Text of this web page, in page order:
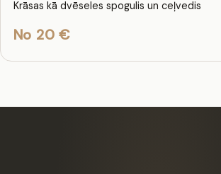
Krāsas kā dvēseles spogulis un ceļvedis
No 20 €